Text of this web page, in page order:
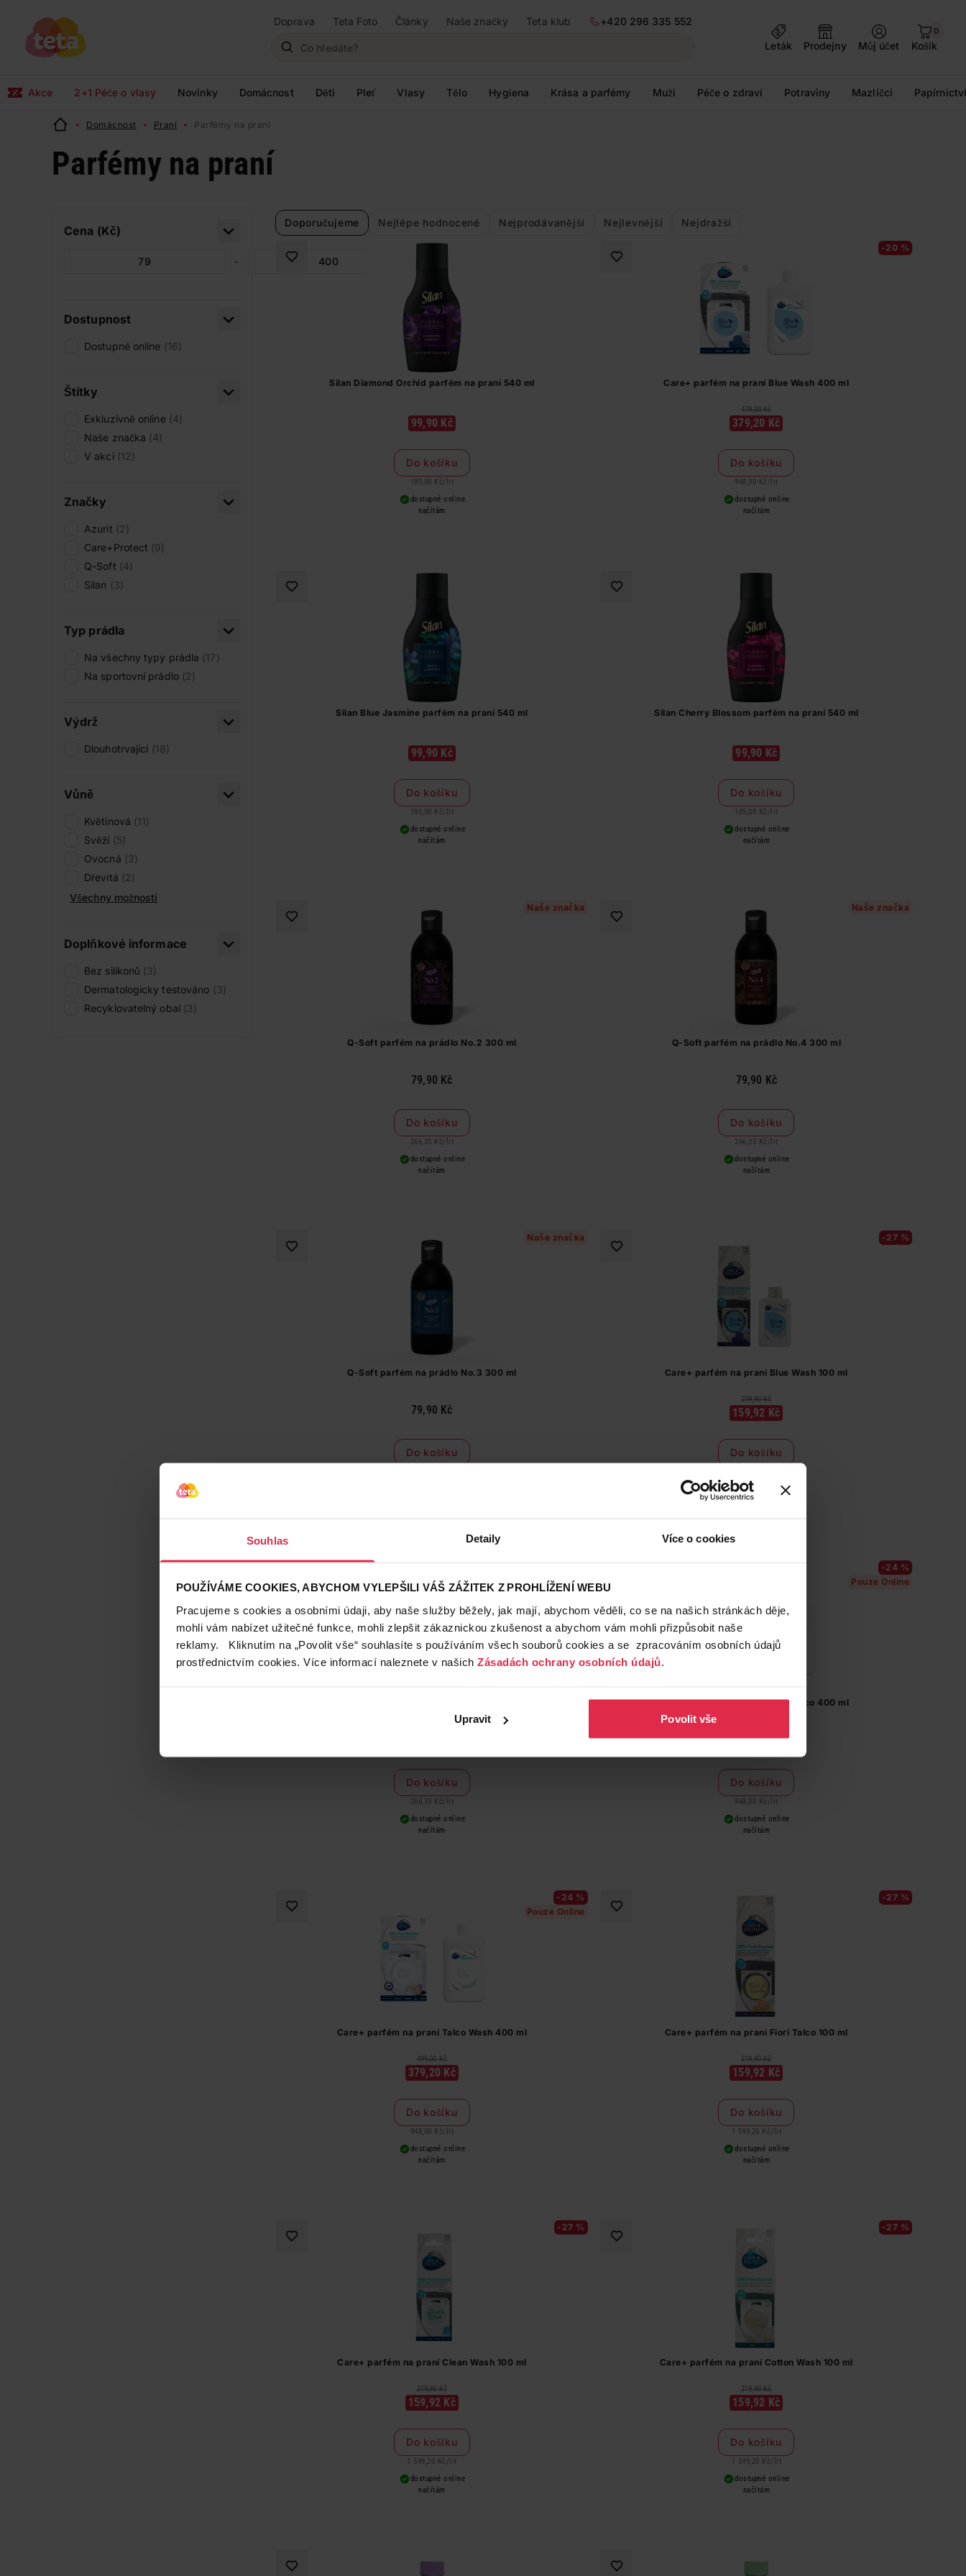
Souhlas Detaily Více o cookies
POUŽÍVÁME COOKIES, ABYCHOM VYLEPŠILI VÁŠ ZÁŽITEK Z PROHLÍŽENÍ WEBU
Pracujeme s cookies a osobními údaji, aby naše služby běžely, jak mají, abychom věděli, co se na našich stránkách děje,
mohli vám nabízet užitečné funkce, mohli zlepšit zákaznickou zkušenost a abychom vám mohli přizpůsobit naše
reklamy. Kliknutím na „Povolit vše“ souhlasíte s používáním všech souborů cookies a se zpracováním osobních údajů
prostřednictvím cookies. Více informací naleznete v našich Zásadách ochrany osobních údajů.
Upravit Povolit vše
Doprava Teta Foto Články Naše značky Teta klub
+420 296 335 552
Leták
Prodejny Můj účet
0
Košík
Akce 2+1 Péče o vlasy Novinky Domácnost Děti Pleť Vlasy Tělo Hygiena Krása a parfémy Muži Péče o zdraví Potraviny Mazlíčci
Domácnost Praní Parfémy na praní
Parfémy na praní
Cena (Kč)
-
Dostupnost
Dostupné online (16)
Štítky
Exkluzivně online (4)
Naše značka (4)
V akci (12)
Značky
Azurit (2)
Care+Protect (9)
Q-Soft (4)
Silan (3)
Typ prádla
Na všechny typy prádla (17)
Na sportovní prádlo (2)
Výdrž
Dlouhotrvající (18)
Vůně
Květinová (11)
Svěží (5)
Ovocná (3)
Dřevitá (2)
Všechny možnosti
Doplňkové informace
Bez silikonů (3)
Dermatologicky testováno (3)
Recyklovatelný obal (3)
Doporučujeme Nejlépe hodnocené Nejprodávanější Nejlevnější Nejdražší
Silan Diamond Orchid parfém na praní 540 ml
99,90 Kč
Do košíku
185,00 Kč/ lit
dostupné online
načítám
-20 %
Care+ parfém na praní Blue Wash 400 ml
479,00 Kč
379,20 Kč
Do košíku
948,00 Kč / lit
dostupné online
načítám
Silan Blue Jasmine parfém na praní 540 ml
99,90 Kč
Do košíku
185,00 Kč/ lit
dostupné online
načítám
Silan Cherry Blossom parfém na praní 540 ml
99,90 Kč
Do košíku
185,00 Kč / lit
dostupné online
načítám
Naše značka
Q-Soft parfém na prádlo No.2 300 ml
79,90 Kč
Do košíku
266,33 Kč/ lit
dostupné online
načítám
Naše značka
Q-Soft parfém na prádlo No.4 300 ml
79,90 Kč
Do košíku
266,33 Kč / lit
dostupné online
načítám
Naše značka
Q-Soft parfém na prádlo No.3 300 ml
79,90 Kč
Do košíku
-27 %
Care+ parfém na praní Blue Wash 100 ml
219,90 Kč
159,92 Kč
Do košíku
dostupné online
načítám
Do košíku
266,33 Kč/ lit
dostupné online
načítám
-24 %
Pouze Online
Care+ parfém na praní Fiori Talco 400 ml
379,20 Kč
Do košíku
948,00 Kč / lit
dostupné online
načítám
-24 %
Pouze Online
Care+ parfém na praní Talco Wash 400 ml
499,00 Kč
379,20 Kč
Do košíku
948,00 Kč/ lit
dostupné online
načítám
-27 %
Care+ parfém na praní Fiori Talco 100 ml
219,90 Kč
159,92 Kč
Do košíku
1 599,20 Kč/ lit
dostupné online
načítám
-27 %
Care+ parfém na praní Clean Wash 100 ml
219,90 Kč
159,92 Kč
Do košíku
1 599,20 Kč / lit
dostupné online
načítám
-27 %
Care+ parfém na praní Cotton Wash 100 ml
219,90 Kč
159,92 Kč
Do košíku
1 599,20 Kč/ lit
dostupné online
načítám